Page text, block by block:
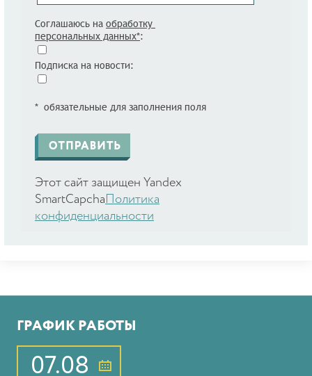
Соглашаюсь на обработку
персональных данных*:
Подписка на новости:
* обязательные для заполнения поля
Этот сайт защищен Yandex
SmartCapcha Политика
конфиденциальности
ГРАФИК РАБОТЫ
07.08